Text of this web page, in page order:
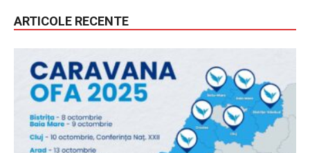
ARTICOLE RECENTE